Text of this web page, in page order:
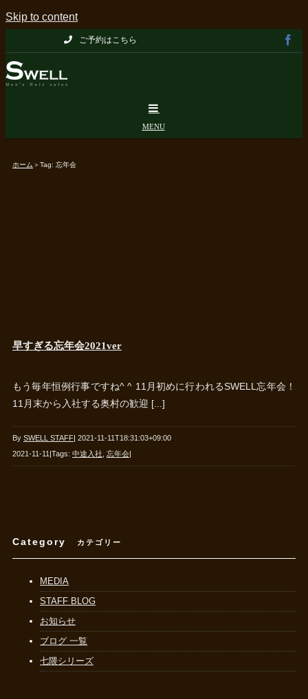
Skip to content
ご予約はこちら
ホーム ＞Tag: 忘年会
早すぎる忘年会2021ver
もう毎年恒例行事ですね^ ^ 11月初めに行われるSWELL忘年会！
11月末から入社する奥村の歓迎 [...]
By SWELL STAFF| 2021-11-11T18:31:03+09:00
2021-11-11 |Tags: 中途入社 忘年会|
Category カテゴリー
MEDIA
STAFF BLOG
お知らせ
ブログ 一覧
七隈シリーズ